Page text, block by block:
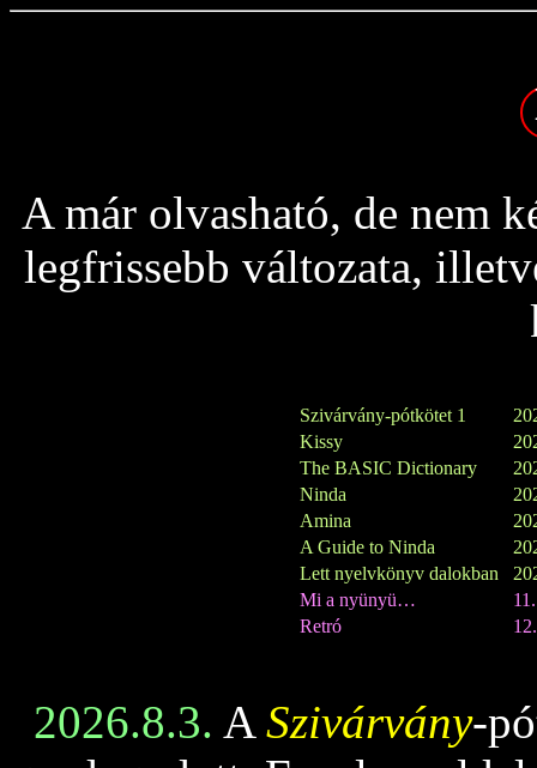
A már olvasható, de nem
legfrissebb változata,
Szivárvány-pótkötet 1
Kissy
The BASIC Dictionary
Ninda
Amina
A Guide to Ninda
Lett nyelvkönyv dalokban
Mi a nyünyü…
Retró
2026.8.3. A Szivárvány-